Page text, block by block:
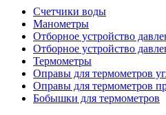
Счетчики воды
Манометры
Отборное устройство
Отборное устройство
Термометры
Оправы для термометров
Оправы для термометров
Бобышки для термометров